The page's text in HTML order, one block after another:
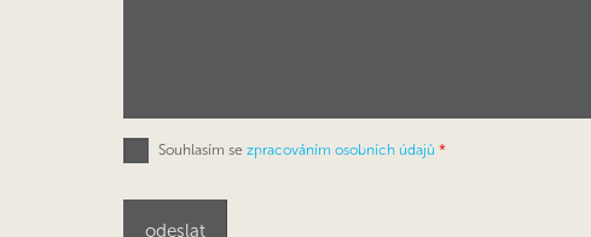
Souhlasím se zpracováním osobních údajů *